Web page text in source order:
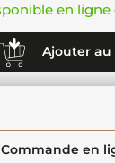
en
Ajouter
Commande en